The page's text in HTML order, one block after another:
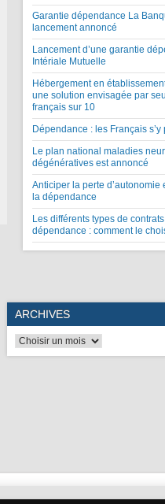
Garantie dépendance La
lancement annoncé
Lancement d’une garantie
Intériale Mutuelle
Hébergement en
une solution envisagée par
français sur 10
Dépendance : les Français
Le plan national maladies
dégénératives est annoncé
Anticiper la perte d’autonomie
la dépendance
Les différents types de
dépendance : comment le
ARCHIVES